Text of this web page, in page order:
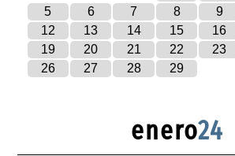
5
6 7 8 9
12
13 14 15 16
19
20 21 22 23
26
27 28 29
enero24